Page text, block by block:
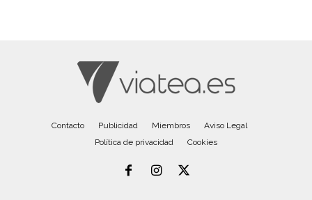
Contacto Publicidad Miembros
Aviso Legal
Política de privacidad
Cookies